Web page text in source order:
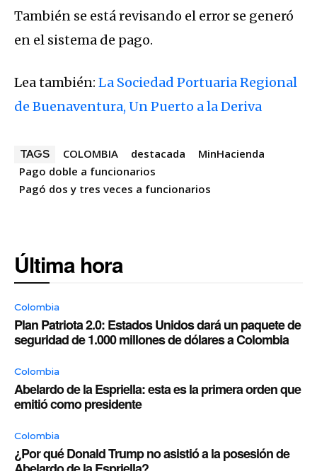
También se está revisando el error se generó
en el sistema de pago.
Lea también: La Sociedad Portuaria Regional
de Buenaventura, Un Puerto a la Deriva
TAGS COLOMBIA destacada
MinHacienda
Pago doble a funcionarios
Pagó dos y tres veces a funcionarios
Última hora
Colombia
Plan Patriota 2.0: Estados Unidos dará un paquete de
seguridad de 1.000 millones de dólares a Colombia
Colombia
Abelardo de la Espriella: esta es la primera orden que
emitió como presidente
Colombia
¿Por qué Donald Trump no asistió a la posesión de